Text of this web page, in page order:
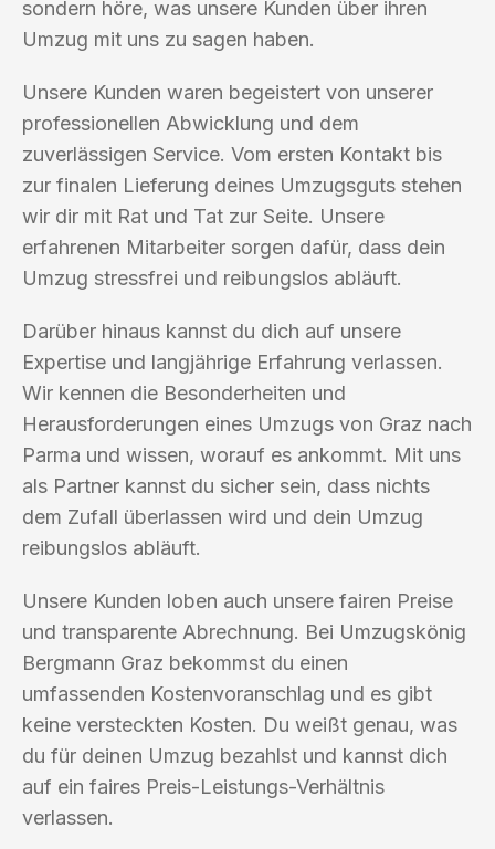
sondern höre, was unsere Kunden über ihren
Umzug mit uns zu sagen haben.
Unsere Kunden waren begeistert von unserer
professionellen Abwicklung und dem
zuverlässigen Service. Vom ersten Kontakt bis
zur finalen Lieferung deines Umzugsguts stehen
wir dir mit Rat und Tat zur Seite. Unsere
erfahrenen Mitarbeiter sorgen dafür, dass dein
Umzug stressfrei und reibungslos abläuft.
Darüber hinaus kannst du dich auf unsere
Expertise und langjährige Erfahrung verlassen.
Wir kennen die Besonderheiten und
Herausforderungen eines Umzugs von Graz nach
Parma und wissen, worauf es ankommt. Mit uns
als Partner kannst du sicher sein, dass nichts
dem Zufall überlassen wird und dein Umzug
reibungslos abläuft.
Unsere Kunden loben auch unsere fairen Preise
und transparente Abrechnung. Bei Umzugskönig
Bergmann Graz bekommst du einen
umfassenden Kostenvoranschlag und es gibt
keine versteckten Kosten. Du weißt genau, was
du für deinen Umzug bezahlst und kannst dich
auf ein faires Preis-Leistungs-Verhältnis
verlassen.